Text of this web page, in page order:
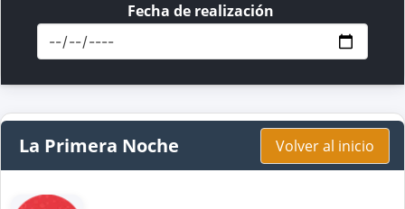
Fecha de realización
La Primera Noche Volver al inicio